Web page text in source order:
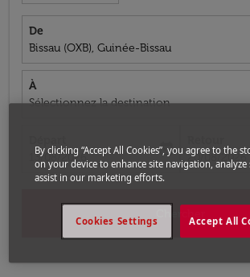
De
Bissau (OXB), Guinée-Bissau
À
Sélectionnez la destination
fc-booking-departure-date-aria-label
13/08/2026
today
fc-booking-
20/08/2026
By clicking “Accept All Cookies”, you agree to the
on your device to enhance site navigation, analyze
assist in our marketing efforts.
Accept All
Cookies Settings